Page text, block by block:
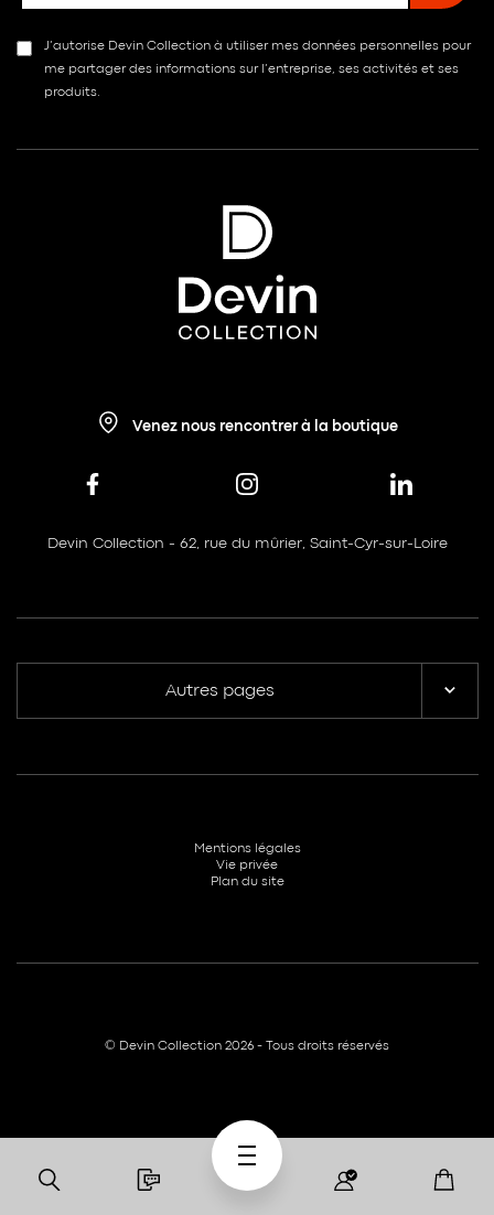
J’autorise Devin Collection à utiliser mes données personnelles pour
me partager des informations sur l’entreprise, ses activités et ses
produits.
Venez nous rencontrer à la boutique
Devin Collection - 62, rue du mûrier, Saint-Cyr-sur-Loire
Autres pages
© Devin Collection 2026 - Tous droits réservés
Mentions légales
Vie privée
Plan du site